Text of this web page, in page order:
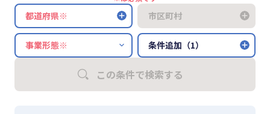
都道府県※ 市区町村
条件追加（1）
この条件で検索する